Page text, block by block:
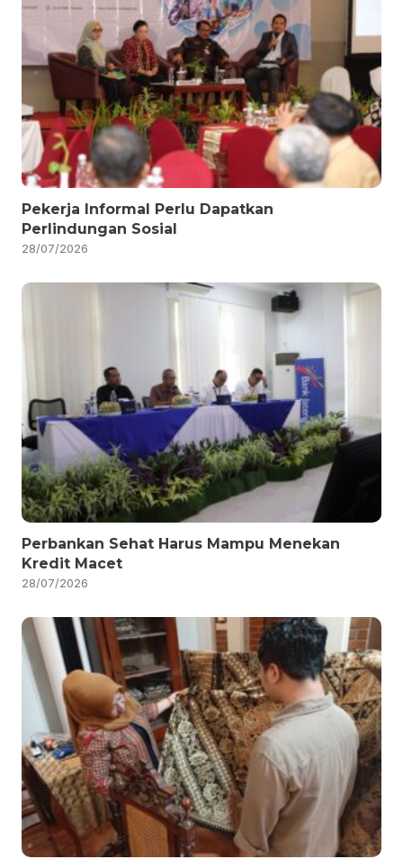
Pekerja Informal Perlu Dapatkan
Perlindungan Sosial
28/07/2026
Perbankan Sehat Harus Mampu Menekan
Kredit Macet
28/07/2026